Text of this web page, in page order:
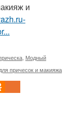
и
Модный
причесок и макияжа